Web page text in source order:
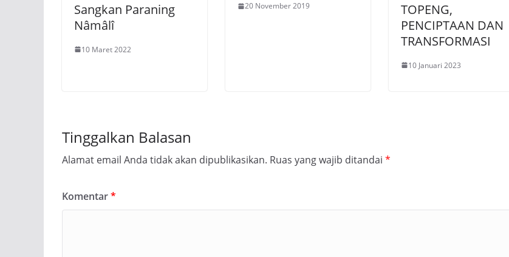
Sangkan Paraning
Nâmâlî
10 Maret 2022
20 November 2019
TOPENG,
PENCIPTAAN DAN
TRANSFORMASI
10 Januari 2023
Tinggalkan Balasan
Alamat email Anda tidak akan dipublikasikan. Ruas yang wajib ditandai *
Komentar*